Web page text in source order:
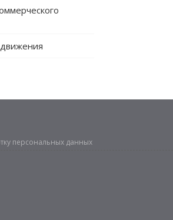
персональных данных